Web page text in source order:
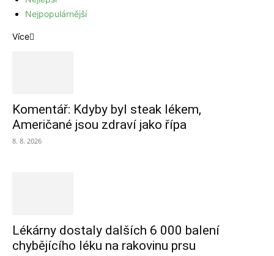
Nejpopulárnější
Více
Komentář: Kdyby byl steak lékem,
Američané jsou zdraví jako řípa
8. 8. 2026
Lékárny dostaly dalších 6 000 balení
chybějícího léku na rakovinu prsu